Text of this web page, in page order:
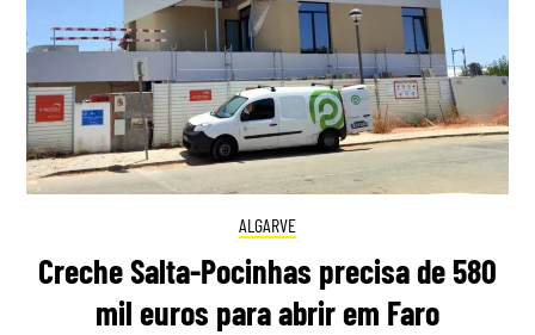
ALGARVE
Creche Salta-Pocinhas precisa de 580
mil euros para abrir em Faro